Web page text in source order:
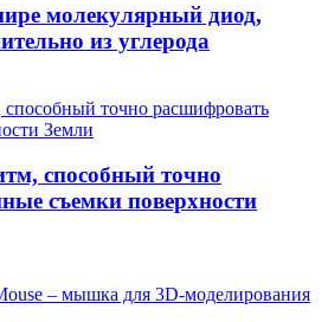
молекулярный диод,
из углерода
способный точно
съемки поверхности